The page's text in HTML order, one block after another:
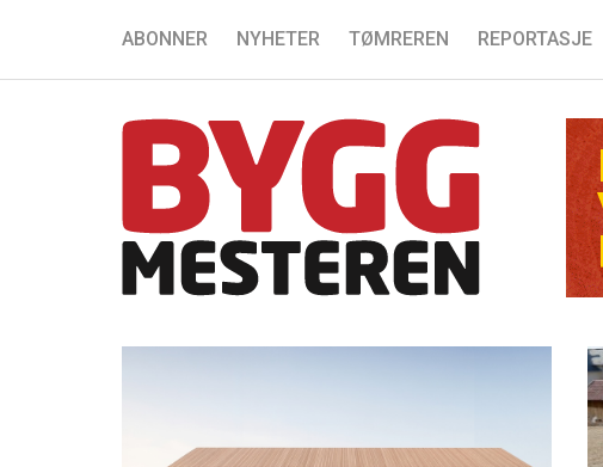
ABONNER NYHETER TØMREREN REPORTASJE